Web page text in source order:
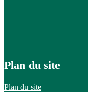
Plan du site
Plan du site